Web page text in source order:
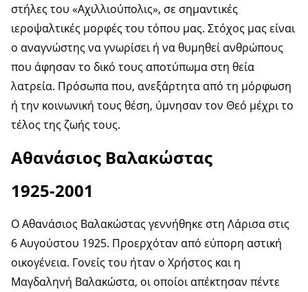
στήλες του «Αχιλλιούπολις», σε σημαντικές
ιεροψαλτικές μορφές του τόπου μας. Στόχος μας είναι
ο αναγνώστης να γνωρίσει ή να θυμηθεί ανθρώπους
που άφησαν το δικό τους αποτύπωμα στη θεία
λατρεία. Πρόσωπα που, ανεξάρτητα από τη μόρφωση
ή την κοινωνική τους θέση, ύμνησαν τον Θεό μέχρι το
τέλος της ζωής τους.
Αθανάσιος Βαλακώστας
1925-2001
Ο Αθανάσιος Βαλακώστας γεννήθηκε στη Λάρισα στις
6 Αυγούστου 1925. Προερχόταν από εύπορη αστική
οικογένεια. Γονείς του ήταν ο Χρήστος και η
Μαγδαληνή Βαλακώστα, οι οποίοι απέκτησαν πέντε